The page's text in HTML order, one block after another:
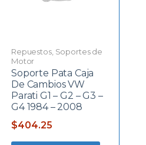
Repuestos, Soportes de
Motor
Soporte Pata Caja
De Cambios VW
Parati G1 – G2 – G3 –
G4 1984 – 2008
$404.25